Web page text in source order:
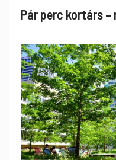
Pár perc kortárs